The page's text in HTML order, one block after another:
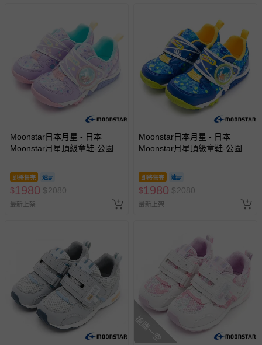
Moonstar日本月星 - 日本
Moonstar月星頂級童鞋-公園動
童段)-機能鞋-紫-15~19cm
即將售完
$1980 $2080
最新上架
Moonstar日本月星 - 日本
Moonstar月星頂級童鞋-公園動
童段)-機能鞋-藍-15~19cm
即將售完
$1980 $2080
最新上架
搶購一空